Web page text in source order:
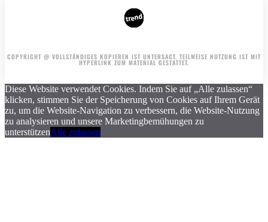
COPYRIGHT @ VOLLSTÄNDIGES KOPIEREN IST UNTERSAGT. TEILWEISE NUTZUNG IST MIT
HYPERLINK ZUM MATERIAL GESTATTET.
Diese Website verwendet Cookies. Indem Sie auf „Alle zulassen“
klicken, stimmen Sie der Speicherung von Cookies auf Ihrem Gerät
zu, um die Website-Navigation zu verbessern, die Website-Nutzung
zu analysieren und unsere Marketingbemühungen zu
unterstützenAlle zulassen